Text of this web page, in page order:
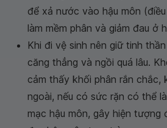
để xả nước vào hậu môn
làm mềm phân và giảm đau ở
Khi đi vệ sinh nên giữ tinh
căng thẳng và ngồi quá lâu.
cảm thấy khối phân rắn chắc,
ngoài, nếu có sức rặn có thể
mạc hậu môn, gây hiện tượng